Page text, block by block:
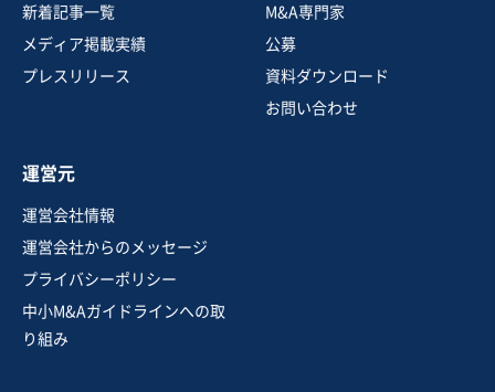
売上高
1,000万円〜5,000万円
自動車賃貸・リース業
個人向けレンタル・リース
新着記事一覧
メディア掲載実績
プレスリリース
M&A専門家
公募
資料ダウンロード
お問い合わせ
運営元
運営会社情報
運営会社からのメッセージ
プライバシーポリシー
中小M&Aガイドラインへの取
り組み